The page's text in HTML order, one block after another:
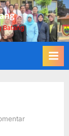
Batang
pada